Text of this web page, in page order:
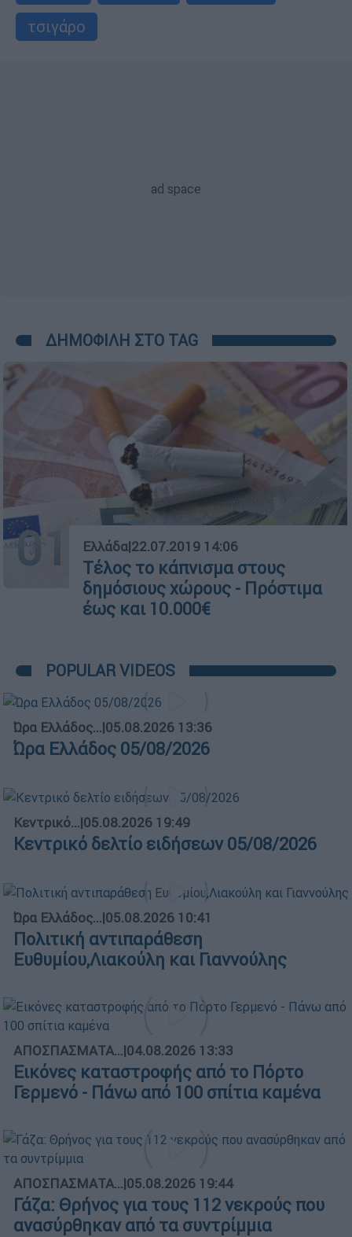
τσιγάρο
ΔΗΜΟΦΙΛΗ ΣΤΟ TAG
01 Ελλάδα|22.07.2019 14:06
Τέλος το κάπνισμα στους
δημόσιους χώρους - Πρόστιμα
έως και 10.000€
POPULAR VIDEOS
Ώρα Ελλάδος...|05.08.2026 13:36
Ώρα Ελλάδος 05/08/2026
Κεντρικό...|05.08.2026 19:49
Κεντρικό δελτίο ειδήσεων 05/08/2026
Ώρα Ελλάδος...|05.08.2026 10:41
Πολιτική αντιπαράθεση
Ευθυμίου,Λιακούλη και Γιαννούλης
ΑΠΟΣΠΑΣΜΑΤΑ...|04.08.2026 13:33
Εικόνες καταστροφής από το Πόρτο
Γερμενό - Πάνω από 100 σπίτια καμένα
ΑΠΟΣΠΑΣΜΑΤΑ...|05.08.2026 19:44
Γάζα: Θρήνος για τους 112 νεκρούς που
ανασύρθηκαν από τα συντρίμμια